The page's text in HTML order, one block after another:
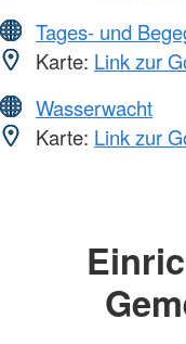
Tages- und
Karte: Link zur
Wasserwacht
Karte: Link zur